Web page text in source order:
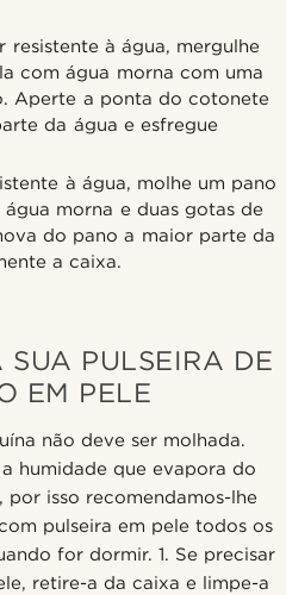
resistente à água, mergulhe
com água morna com uma
Aperte a ponta do cotonete
da água e esfregue
à água, molhe um pano
morna e duas gotas de
do pano a maior parte da
a caixa.
PULSEIRA DE
EM PELE
não deve ser molhada.
humidade que evapora do
isso recomendamos-lhe
pulseira em pele todos os
for dormir. 1. Se precisar
retire-a da caixa e limpe-a